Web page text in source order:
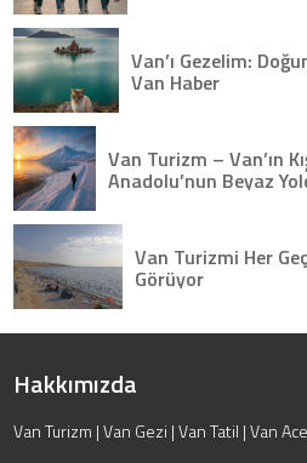
Van’ı Gezelim:
Van Haber
Van Turizm – Van’ın
Anadolu’nun Beyaz
Van Turizmi Her
Görüyor
Hakkımızda
Van Turizm | Van Gezi | Van Tatil | Van